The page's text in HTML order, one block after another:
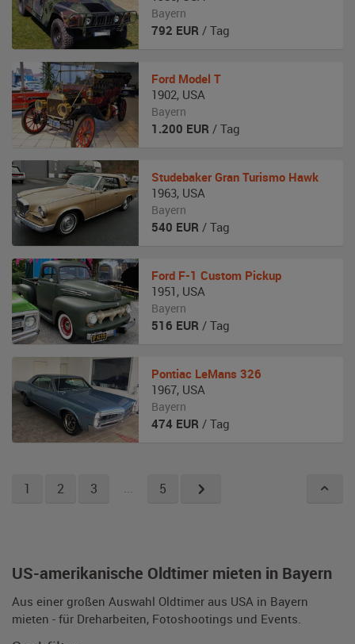
US-amerikanische Oldtimer mieten in Bayern
Aus einer großen Auswahl Oldtimer aus USA in Bayern
mieten - für Dreharbeiten, Fotoshootings und Events.
Bayern
792 EUR / Tag
Ford Model T
1902, USA
Bayern
1.200 EUR / Tag
Studebaker Gran Turismo Hawk
1963, USA
Bayern
540 EUR / Tag
Ford F-1 Custom Pickup
1951 , USA
Bayern
516 EUR / Tag
Pontiac LeMans 326
1967, USA
Bayern
474 EUR / Tag
1 2 3 ... 5